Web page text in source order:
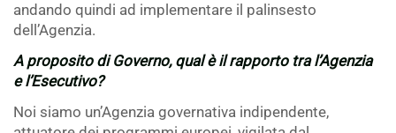
andando quindi ad implementare il palinsesto
dell’Agenzia.
A proposito di Governo, qual è il rapporto tra l’Agenzia
e l’Esecutivo?
Noi siamo un’Agenzia governativa indipendente,